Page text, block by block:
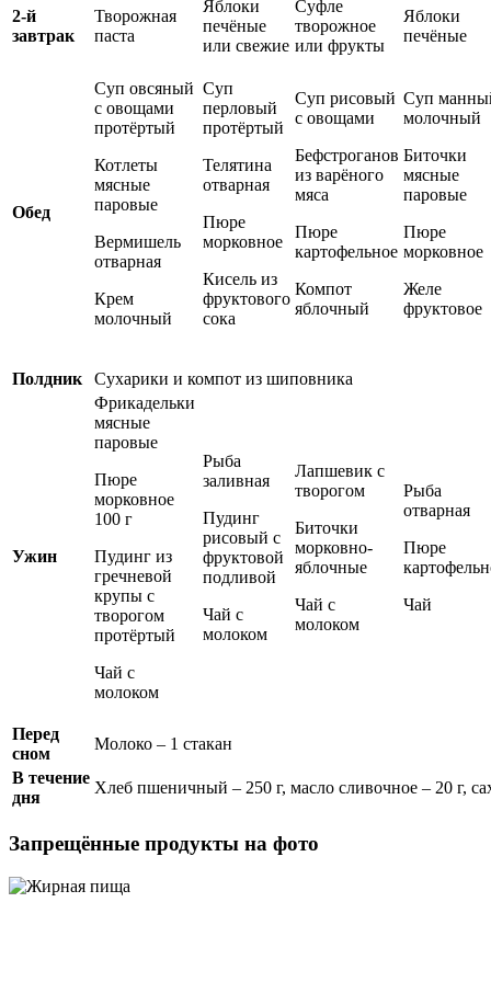
2-й
завтрак
Творожная
паста
Яблоки
печёные
или свежие
Суфле
творожное
или фрукты
Яблоки
печёные
Обед
Суп овсяный
с овощами
протёртый
Котлеты
мясные
паровые
Вермишель
отварная
Крем
молочный
Суп
перловый
протёртый
Телятина
отварная
Пюре
морковное
Кисель из
фруктового
сока
Суп рисовый
с овощами
Бефстроганов
из варёного
мяса
Пюре
картофельное
Компот
яблочный
Суп
молочный
Биточки
мясные
паровые
Пюре
морковное
Желе
фруктовое
Полдник Сухарики и компот из шиповника
Ужин
Фрикадельки
мясные
паровые
Пюре
морковное
100 г
Пудинг из
гречневой
крупы с
творогом
протёртый
Чай с
молоком
Рыба
заливная
Пудинг
рисовый с
фруктовой
подливой
Чай с
молоком
Лапшевик с
творогом
Биточки
морковно-
яблочные
Чай с
молоком
Рыба
отварная
Пюре
Чай
Перед
сном
Молоко – 1 стакан
В течение
дня
Хлеб пшеничный – 250 г, масло сливочное – 20 г,
Запрещённые продукты на фото